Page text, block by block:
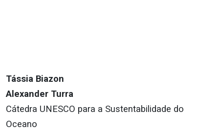
Tássia Biazon
Alexander Turra
Cátedra UNESCO para a Sustentabilidade do
Oceano